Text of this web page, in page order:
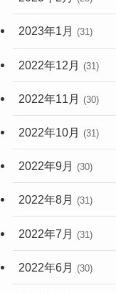
2023年1月 (31)
2022年12月 (31)
2022年11月 (30)
2022年10月 (31)
2022年9月 (30)
2022年8月 (31)
2022年7月 (31)
2022年6月 (30)